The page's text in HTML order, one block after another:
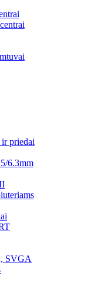
priedai
6.3mm
SVGA